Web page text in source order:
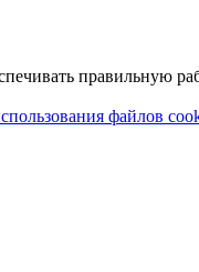
правильную
файлов